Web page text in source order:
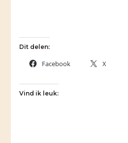
Dit delen:
Facebook X
Vind ik leuk: